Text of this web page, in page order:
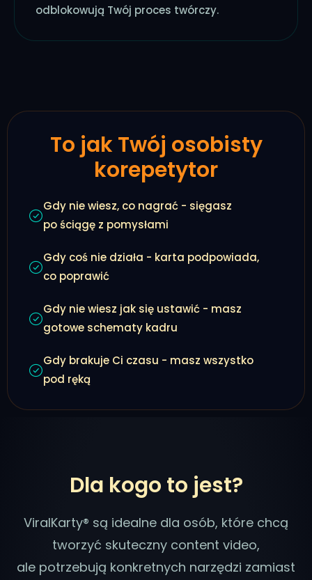
odblokowują Twój proces twórczy.
To jak Twój osobisty
korepetytor
Gdy nie wiesz, co nagrać - sięgasz
po ściągę z pomysłami
Gdy coś nie działa - karta podpowiada,
co poprawić
Gdy nie wiesz jak się ustawić - masz
gotowe schematy kadru
Gdy brakuje Ci czasu - masz wszystko
pod ręką
Dla kogo to jest?
ViralKarty® są idealne dla osób, które chcą
tworzyć skuteczny content video,
ale potrzebują konkretnych narzędzi zamiast